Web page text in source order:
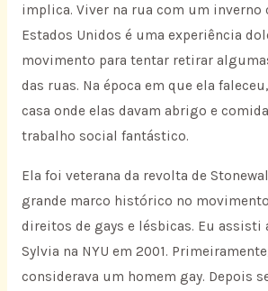
implica. Viver na rua com um inverno
Estados Unidos é uma experiência
movimento para tentar retirar
das ruas. Na época em que ela
casa onde elas davam abrigo e
trabalho social fantástico.
Ela foi veterana da revolta de
grande marco histórico no
direitos de gays e lésbicas. Eu assisti
Sylvia na NYU em 2001.
considerava um homem gay. Depois